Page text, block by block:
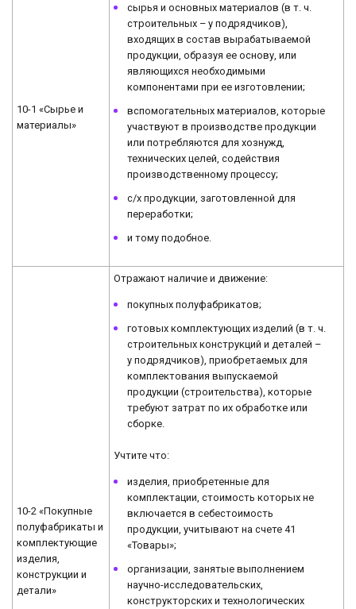
10-1 «Сырье и
материалы»
сырья и основных материалов (в т. ч.
строительных – у подрядчиков),
входящих в состав вырабатываемой
продукции, образуя ее основу, или
являющихся необходимыми
компонентами при ее изготовлении;
вспомогательных материалов, которые
участвуют в производстве продукции
или потребляются для хознужд,
технических целей, содействия
производственному процессу;
с/х продукции, заготовленной для
переработки;
и тому подобное.
10-2 «Покупные
полуфабрикаты и
комплектующие
изделия,
конструкции и
детали»
Отражают наличие и движение:
покупных полуфабрикатов;
готовых комплектующих изделий (в т. ч.
строительных конструкций и деталей –
у подрядчиков), приобретаемых для
комплектования выпускаемой
продукции (строительства), которые
требуют затрат по их обработке или
сборке.
Учтите что:
изделия, приобретенные для
комплектации, стоимость которых не
включается в себестоимость
продукции, учитывают на счете 41
«Товары»;
организации, занятые выполнением
научно-исследовательских,
конструкторских и технологических